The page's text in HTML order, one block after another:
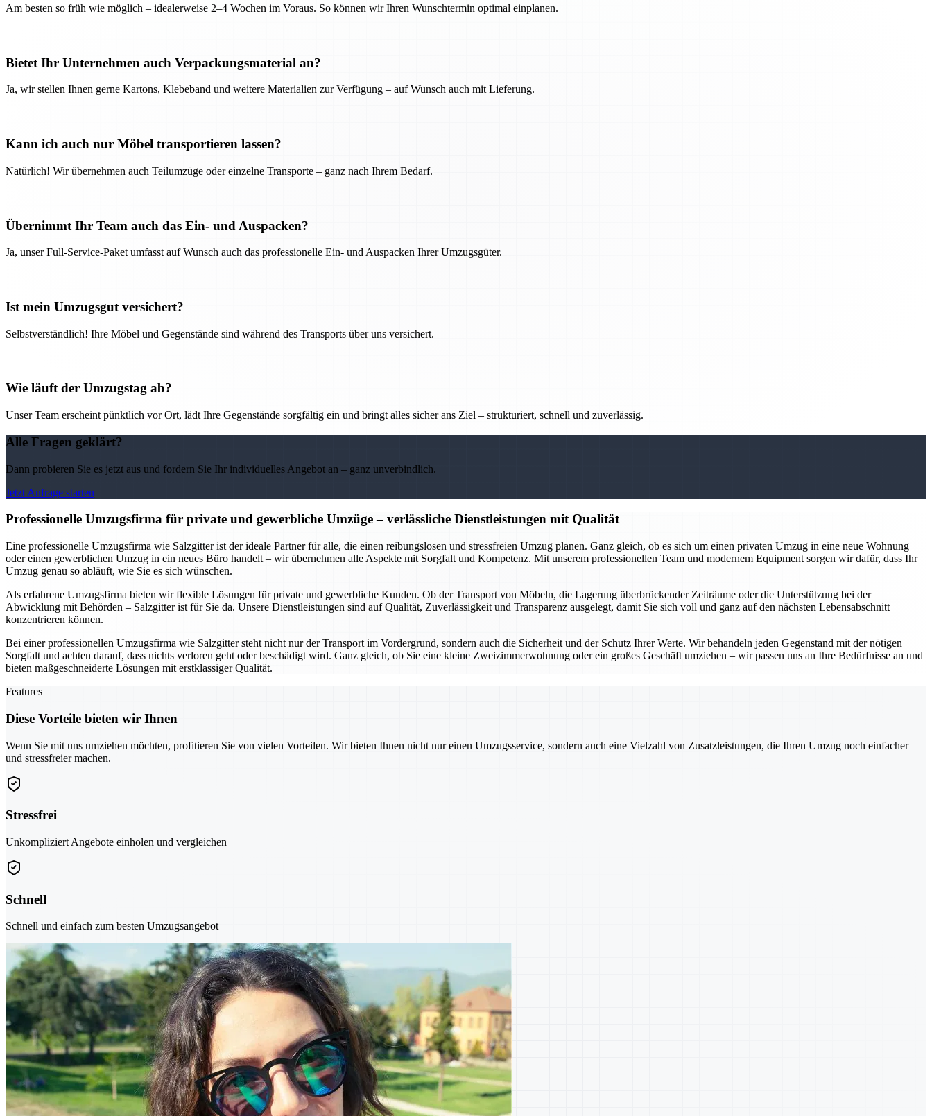
Am besten so früh wie möglich – idealerweise 2–4 Wochen im Voraus. So können wir Ihren Wunschtermin optimal einplanen.
Bietet Ihr Unternehmen auch Verpackungsmaterial an?
Ja, wir stellen Ihnen gerne Kartons, Klebeband und weitere Materialien zur Verfügung – auf Wunsch auch mit Lieferung.
Kann ich auch nur Möbel transportieren lassen?
Natürlich! Wir übernehmen auch Teilumzüge oder einzelne Transporte – ganz nach Ihrem Bedarf.
Übernimmt Ihr Team auch das Ein- und Auspacken?
Ja, unser Full-Service-Paket umfasst auf Wunsch auch das professionelle Ein- und Auspacken Ihrer Umzugsgüter.
Ist mein Umzugsgut versichert?
Selbstverständlich! Ihre Möbel und Gegenstände sind während des Transports über uns versichert.
Wie läuft der Umzugstag ab?
Unser Team erscheint pünktlich vor Ort, lädt Ihre Gegenstände sorgfältig ein und bringt alles sicher ans Ziel – strukturiert, schnell und zuverlässig.
Alle Fragen geklärt?
Dann probieren Sie es jetzt aus und fordern Sie Ihr individuelles Angebot an – ganz unverbindlich.
Jetzt Anfrage starten
Professionelle Umzugsfirma für private und gewerbliche Umzüge – verlässliche Dienstleistungen mit Qualität
Eine professionelle Umzugsfirma wie Salzgitter ist der ideale Partner für alle, die einen reibungslosen und stressfreien Umzug planen. Ganz gleich, ob es sich um einen privaten Umzug in eine neue Wohnung
oder einen gewerblichen Umzug in ein neues Büro handelt – wir übernehmen alle Aspekte mit Sorgfalt und Kompetenz. Mit unserem professionellen Team und modernem Equipment sorgen wir dafür, dass Ihr
Umzug genau so abläuft, wie Sie es sich wünschen.
Als erfahrene Umzugsfirma bieten wir flexible Lösungen für private und gewerbliche Kunden. Ob der Transport von Möbeln, die Lagerung überbrückender Zeiträume oder die Unterstützung bei der
Abwicklung mit Behörden – Salzgitter ist für Sie da. Unsere Dienstleistungen sind auf Qualität, Zuverlässigkeit und Transparenz ausgelegt, damit Sie sich voll und ganz auf den nächsten Lebensabschnitt
konzentrieren können.
Bei einer professionellen Umzugsfirma wie Salzgitter steht nicht nur der Transport im Vordergrund, sondern auch die Sicherheit und der Schutz Ihrer Werte. Wir behandeln jeden Gegenstand mit der nötigen
Sorgfalt und achten darauf, dass nichts verloren geht oder beschädigt wird. Ganz gleich, ob Sie eine kleine Zweizimmerwohnung oder ein großes Geschäft umziehen – wir passen uns an Ihre Bedürfnisse an und
bieten maßgeschneiderte Lösungen mit erstklassiger Qualität.
Features
Diese Vorteile bieten wir Ihnen
Wenn Sie mit uns umziehen möchten, profitieren Sie von vielen Vorteilen. Wir bieten Ihnen nicht nur einen Umzugsservice, sondern auch eine Vielzahl von Zusatzleistungen, die Ihren Umzug noch einfacher
und stressfreier machen.
Stressfrei
Unkompliziert Angebote einholen und vergleichen
Schnell
Schnell und einfach zum besten Umzugsangebot